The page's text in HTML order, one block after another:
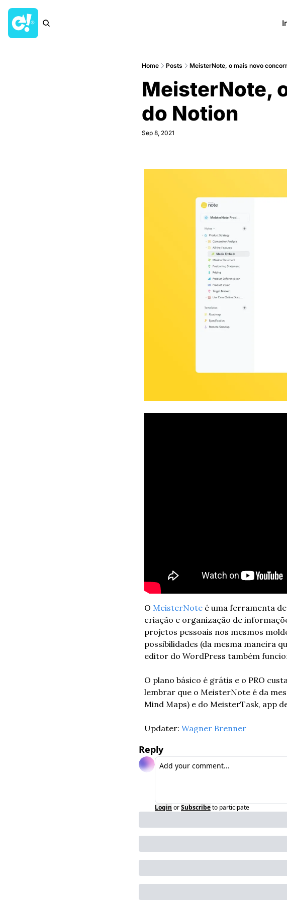
Home Posts MeisterNote, o mais novo
MeisterNote,
do Notion
Sep 8, 2021
O MeisterNote é uma ferramenta
criação e organização de
projetos pessoais nos mesmos
possibilidades (da mesma maneira
editor do WordPress também
O plano básico é grátis e o PRO
lembrar que o MeisterNote é da
Mind Maps) e do MeisterTask, app
Updater: Wagner Brenner
Reply
Login orSubscribeto participate